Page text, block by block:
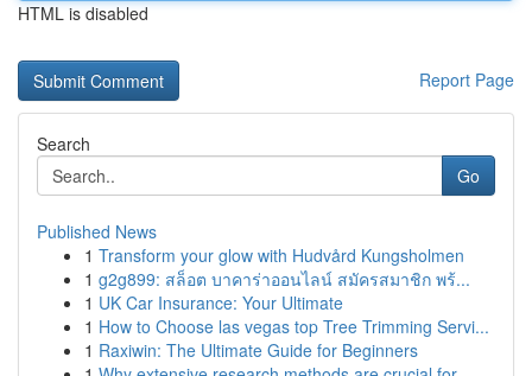
HTML is disabled
Report Page
Search
Go
Published News
1 Transform your glow with Hudvård Kungsholmen
1 g2g899: สล็อต บาคาร่าออนไลน์ สมัครสมาชิก พร้...
1 UK Car Insurance: Your Ultimate
1 How to Choose las vegas top Tree Trimming Servi...
1 Raxiwin: The Ultimate Guide for Beginners